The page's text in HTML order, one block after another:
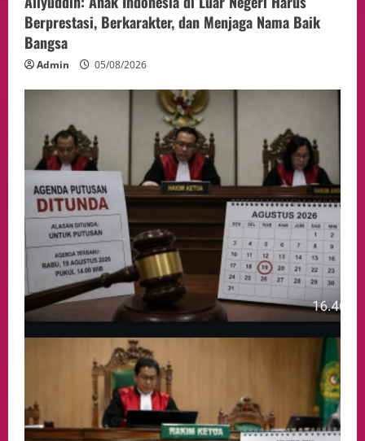
Berprestasi, Berkarakter, dan Menjaga Nama Baik
Bangsa
Admin 05/08/2026